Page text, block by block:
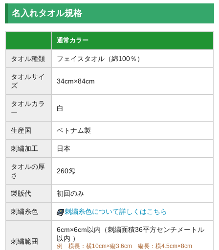
名入れタオル規格
通常カラー
タオル種類 フェイスタオル（綿100％）
タオルサイ
ズ
34cm×84cm
タオルカラ
ー
白
生産国 ベトナム製
刺繍加工 日本
タオルの厚
さ
260匁
製版代 初回のみ
刺繍糸色 刺繍糸色について詳しくはこちら
刺繍範囲
6cm×6cm以内（刺繍面積36平方センチメートル
以内 ）
例 横長：横10cm×縦3.6cm 縦長：横4.5cm×8cm